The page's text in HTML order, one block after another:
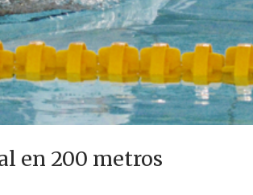
en 200 metros